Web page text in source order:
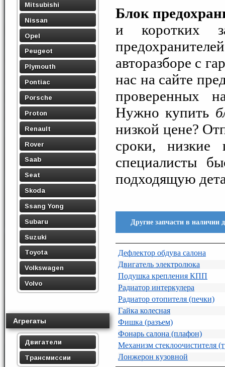
Mitsubishi
Nissan
Opel
Peugeot
Plymouth
Pontiac
Porsche
Proton
Renault
Rover
Saab
Seat
Skoda
Ssang Yong
Subaru
Suzuki
Toyota
Volkswagen
Volvo
Агрегаты
Двигатели
Трансмиссии
Блок
и коротких
авторазборе с
нас на сайте
проверенных
Нужно купить
низкой цене?
сроки, низкие
специалисты
подходящую
Другие запчасти в наличии
Дефлектор обдува салона
Двигатель электролюка
Подушка крепления КПП
Радиатор интеркулера
Радиатор отопителя (печки)
Гайка колесная
Фишка (разъем)
Фонарь салона (плафон)
Механизм стеклоочистителя
Лонжерон кузовной